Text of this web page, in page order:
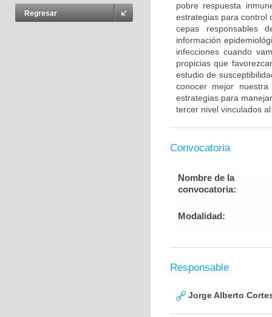
Regresar
pobre respuesta
estrategias para control
cepas responsables
información
infecciones cuando
propicias que
estudio de
conocer mejor
estrategias para
tercer nivel vinculados
Convocatoria
Nombre de la
convocatoria:
Modalidad:
Responsable
Jorge Alberto